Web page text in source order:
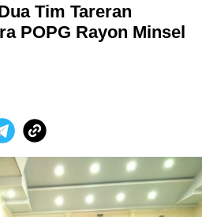
Tim Tareran
POPG Rayon Minsel